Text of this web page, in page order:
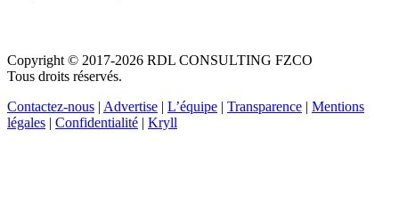
Copyright © 2017-2026 RDL CONSULTING FZCO
Tous droits réservés.
Contactez-nous | Advertise | L’équipe | Transparence | Mentions
légales | Confidentialité | Kryll